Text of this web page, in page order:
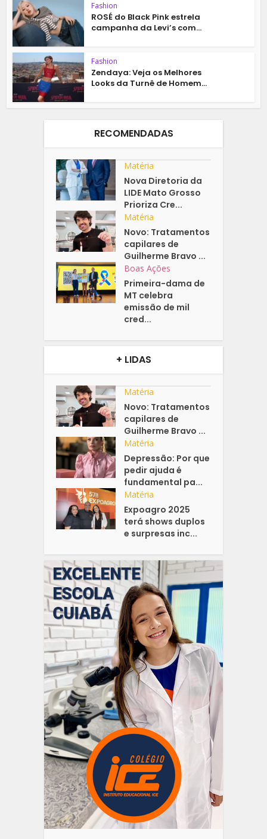
Fashion
ROSÉ do Black Pink estrela
campanha da Levi’s com...
Fashion
Zendaya: Veja os Melhores
Looks da Turnê de Homem...
RECOMENDADAS
Matéria
Nova Diretoria da
LIDE Mato Grosso
Prioriza Cre...
Matéria
Novo: Tratamentos
capilares de
Guilherme Bravo ...
Boas Ações
Primeira-dama de
MT celebra
emissão de mil
cred...
+ LIDAS
Matéria
Novo: Tratamentos
capilares de
Guilherme Bravo ...
Matéria
Depressão: Por que
pedir ajuda é
fundamental pa...
Matéria
Expoagro 2025
terá shows duplos
e surpresas inc...